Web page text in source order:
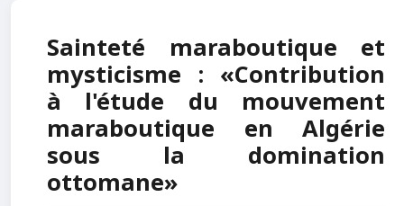
Sainteté maraboutique et
mysticisme : «Contribution
à l'étude du mouvement
maraboutique en Algérie
sous la domination
ottomane»